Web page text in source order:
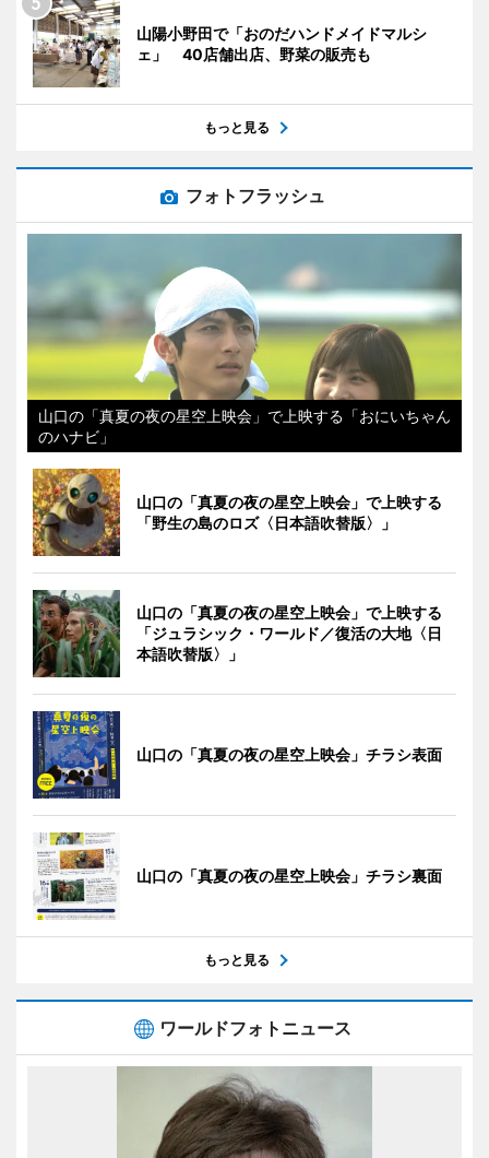
山陽小野田で「おのだハンドメイドマルシ
ェ」 40店舗出店、野菜の販売も
もっと見る
フォトフラッシュ
山口の「真夏の夜の星空上映会」で上映する「おにいちゃん
のハナビ」
山口の「真夏の夜の星空上映会」で上映する
「野生の島のロズ〈日本語吹替版〉」
山口の「真夏の夜の星空上映会」で上映する
「ジュラシック・ワールド／復活の大地〈日
本語吹替版〉」
山口の「真夏の夜の星空上映会」チラシ表面
山口の「真夏の夜の星空上映会」チラシ裏面
もっと見る
ワールドフォトニュース